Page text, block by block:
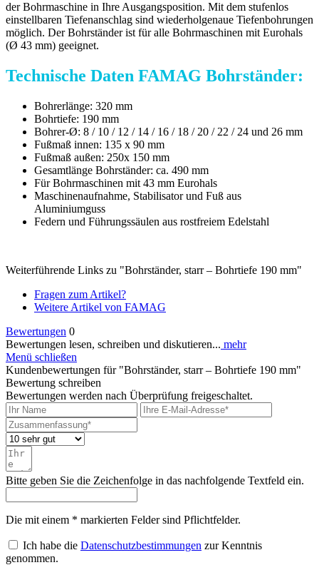
der Bohrmaschine in Ihre Ausgangsposition. Mit dem stufenlos
einstellbaren Tiefenanschlag sind wiederholgenaue Tiefenbohrungen
möglich. Der Bohrständer ist für alle Bohrmaschinen mit Eurohals
(Ø 43 mm) geeignet.
Technische Daten FAMAG Bohrständer:
Bohrerlänge: 320 mm
Bohrtiefe: 190 mm
Bohrer-Ø: 8 / 10 / 12 / 14 / 16 / 18 / 20 / 22 / 24 und 26 mm
Fußmaß innen: 135 x 90 mm
Fußmaß außen: 250x 150 mm
Gesamtlänge Bohrständer: ca. 490 mm
Für Bohrmaschinen mit 43 mm Eurohals
Maschinenaufnahme, Stabilisator und Fuß aus
Aluminiumguss
Federn und Führungssäulen aus rostfreiem Edelstahl
Weiterführende Links zu "Bohrständer, starr – Bohrtiefe 190 mm"
Fragen zum Artikel?
Weitere Artikel von FAMAG
Bewertungen 0
Bewertungen lesen, schreiben und diskutieren... mehr
Menü schließen
Kundenbewertungen für "Bohrständer, starr – Bohrtiefe 190 mm"
Bewertung schreiben
Bewertungen werden nach Überprüfung freigeschaltet.
Bitte geben Sie die Zeichenfolge in das nachfolgende Textfeld ein.
Die mit einem * markierten Felder sind Pflichtfelder.
Ich habe die Datenschutzbestimmungen zur Kenntnis
genommen.